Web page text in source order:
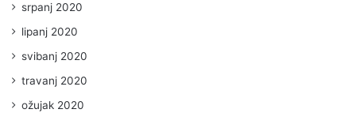
srpanj 2020
lipanj 2020
svibanj 2020
travanj 2020
ožujak 2020